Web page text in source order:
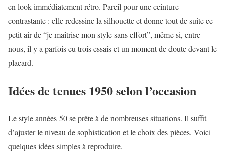
en look immédiatement rétro. Pareil pour une ceinture
contrastante : elle redessine la silhouette et donne tout de suite ce
petit air de “je maîtrise mon style sans effort”, même si, entre
nous, il y a parfois eu trois essais et un moment de doute devant le
placard.
Idées de tenues 1950 selon l’occasion
Le style années 50 se prête à de nombreuses situations. Il suffit
d’ajuster le niveau de sophistication et le choix des pièces. Voici
quelques idées simples à reproduire.